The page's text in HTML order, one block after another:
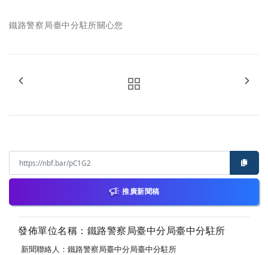
鐵路警察局臺中分駐所關心您
推廣新聞稿
發佈單位名稱：鐵路警察局臺中分局臺中分駐所
新聞聯絡人：鐵路警察局臺中分局臺中分駐所